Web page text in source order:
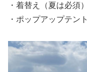
・着替え（夏は必須）
・ポップアップテント